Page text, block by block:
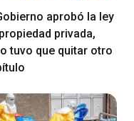
aprobó la ley
privada,
tuvo que quitar otro